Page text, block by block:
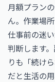
月額プラン
ん。作業場
仕事前の迷
判断します
りも「続け
だと生活の